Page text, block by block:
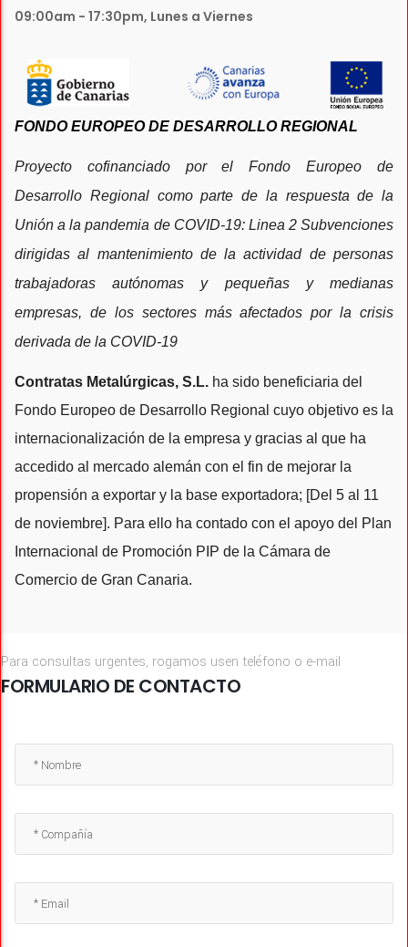
09:00am - 17:30pm, Lunes a Viernes
FONDO EUROPEO DE DESARROLLO REGIONAL
Proyecto cofinanciado por el Fondo Europeo de
Desarrollo Regional como parte de la respuesta de la
Unión a la pandemia de COVID-19: Linea 2 Subvenciones
dirigidas al mantenimiento de la actividad de personas
trabajadoras autónomas y pequeñas y medianas
empresas, de los sectores más afectados por la crisis
derivada de la COVID-19
Contratas Metalúrgicas, S.L. ha sido beneficiaria del
Fondo Europeo de Desarrollo Regional cuyo objetivo es la
internacionalización de la empresa y gracias al que ha
accedido al mercado alemán con el fin de mejorar la
propensión a exportar y la base exportadora; [Del 5 al 11
de noviembre]. Para ello ha contado con el apoyo del Plan
Internacional de Promoción PIP de la Cámara de
Comercio de Gran Canaria.
Para consultas urgentes, rogamos usen teléfono o e-mail
FORMULARIO DE CONTACTO